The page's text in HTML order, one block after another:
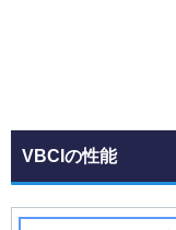
VBCIの性能